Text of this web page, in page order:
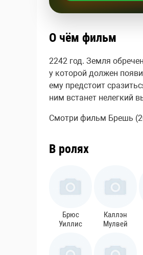
О чём фильм
2242 год. Земля
у которой должен
ему предстоит
ним встанет нелегкий
Смотри фильм Брешь
В ролях
Брюс
Уиллис
Каллэн
Мулвей